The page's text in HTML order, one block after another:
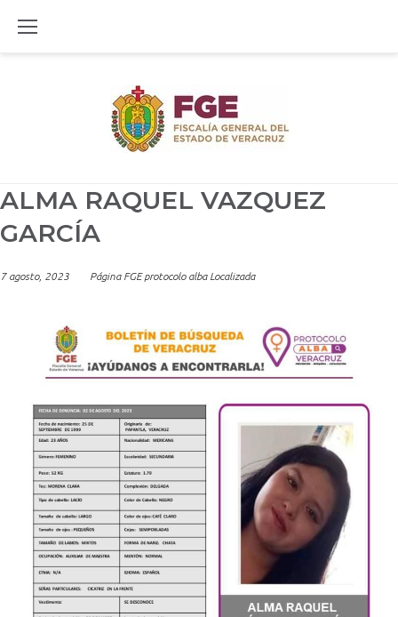
ALMA RAQUEL VAZQUEZ
GARCÍA
7 agosto, 2023 Página FGE protocolo alba Localizada